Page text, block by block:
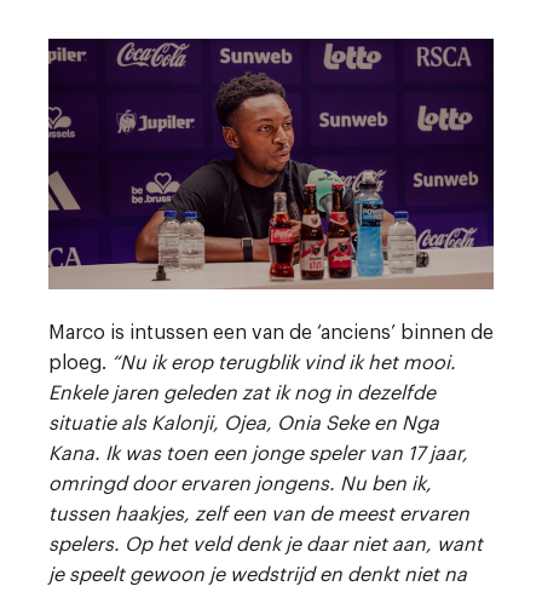
Image
Marco is intussen een van de ‘anciens’ binnen de
ploeg. “Nu ik erop terugblik vind ik het mooi.
Enkele jaren geleden zat ik nog in dezelfde
situatie als Kalonji, Ojea, Onia Seke en Nga
Kana. Ik was toen een jonge speler van 17 jaar,
omringd door ervaren jongens. Nu ben ik,
tussen haakjes, zelf een van de meest ervaren
spelers. Op het veld denk je daar niet aan, want
je speelt gewoon je wedstrijd en denkt niet na